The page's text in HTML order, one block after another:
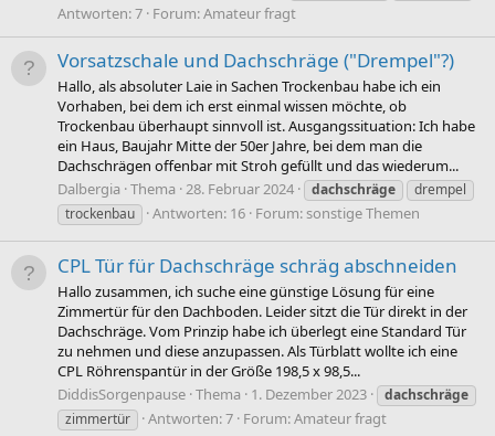
Antworten: 7 Forum:Amateur fragt
Vorsatzschale und Dachschräge ("Drempel"?)
Hallo, als absoluter Laie in Sachen Trockenbau habe ich ein
Vorhaben, bei dem ich erst einmal wissen möchte, ob
Trockenbau überhaupt sinnvoll ist. Ausgangssituation: Ich habe
ein Haus, Baujahr Mitte der 50er Jahre, bei dem man die
Dachschrägen offenbar mit Stroh gefüllt und das wiederum...
Dalbergia Thema 28. Februar 2024 dachschräge
drempel
trockenbau
Antworten: 16 Forum:sonstige Themen
CPL Tür für Dachschräge schräg abschneiden
Hallo zusammen, ich suche eine günstige Lösung für eine
Zimmertür für den Dachboden. Leider sitzt die Tür direkt in der
Dachschräge. Vom Prinzip habe ich überlegt eine Standard Tür
zu nehmen und diese anzupassen. Als Türblatt wollte ich eine
CPL Röhrenspantür in der Größe 198,5 x 98,5...
DiddisSorgenpause Thema 1. Dezember 2023
dachschräge
zimmertür
Antworten: 7 Forum:Amateur fragt